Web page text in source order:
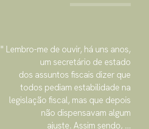
" Lembro-me de ouvir, há uns anos,
um secretário de estado
dos assuntos fiscais dizer que
todos pediam estabilidade na
legislação fiscal, mas que depois
não dispensavam algum
ajuste. Assim sendo, ...